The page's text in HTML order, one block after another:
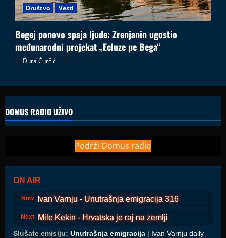
Društvo Vesti
Begej ponovo spaja ljude: Zrenjanin ugostio
međunarodni projekat „Ecluze pe Bega“
Đura Ćurčić 26.07.2026
DOMUS RADIO UŽIVO
Podrži Domus radio
ON AIR
Now Ivan Varnju - Unutrašnja emigracija 316
Next Mile Kekin - Hrvatska je raj na zemlji
Slušate emisiju: Unutrašnja emigracija | Ivan Varnju daily